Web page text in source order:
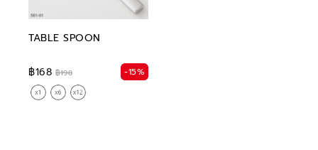
TABLE SPOON
฿168 ฿198 -15%